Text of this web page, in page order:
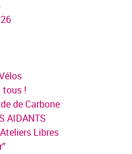
tous !
de Carbone
AIDANTS
Libres